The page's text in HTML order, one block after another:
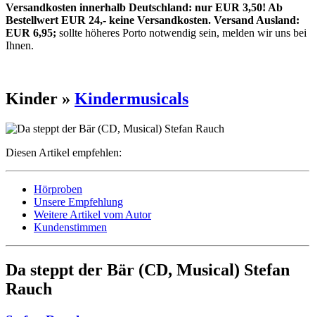
Versandkosten innerhalb Deutschland: nur EUR 3,50! Ab
Bestellwert EUR 24,- keine Versandkosten. Versand Ausland:
EUR 6,95; sollte höheres Porto notwendig sein, melden wir uns bei
Ihnen.
Kinder » Kindermusicals
Diesen Artikel empfehlen:
Hörproben
Unsere Empfehlung
Weitere Artikel vom Autor
Kundenstimmen
Da steppt der Bär (CD, Musical) Stefan
Rauch